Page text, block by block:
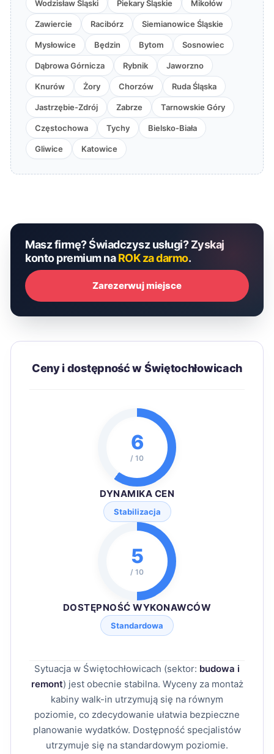
Wodzisław Śląski Piekary Śląskie Mikołów
Zawiercie Racibórz Siemianowice Śląskie
Mysłowice Będzin Bytom Sosnowiec
Dąbrowa Górnicza Rybnik Jaworzno
Knurów Żory Chorzów Ruda Śląska
Jastrzębie-Zdrój Zabrze Tarnowskie Góry
Częstochowa Tychy Bielsko-Biała
Gliwice Katowice
Masz firmę? Świadczysz usługi? Zyskaj
konto premium naROK za darmo.
Zarezerwuj miejsce
Ceny i dostępność w Świętochłowicach
6
/ 10
DYNAMIKA CEN
Stabilizacja
5
/ 10
DOSTĘPNOŚĆ WYKONAWCÓW
Standardowa
Sytuacja w Świętochłowicach (sektor: budowa i
remont) jest obecnie stabilna. Wyceny za montaż
kabiny walk-in utrzymują się na równym
poziomie, co zdecydowanie ułatwia bezpieczne
planowanie wydatków. Dostępność specjalistów
utrzymuje się na standardowym poziomie.